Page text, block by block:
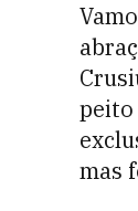
peito
mas